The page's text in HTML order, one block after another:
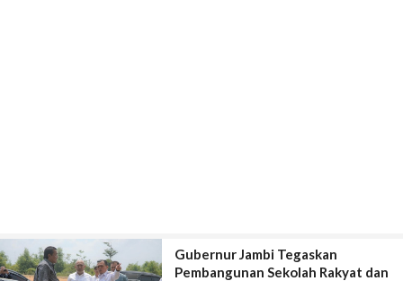
Gubernur Jambi Tegaskan
Pembangunan Sekolah Rakyat dan